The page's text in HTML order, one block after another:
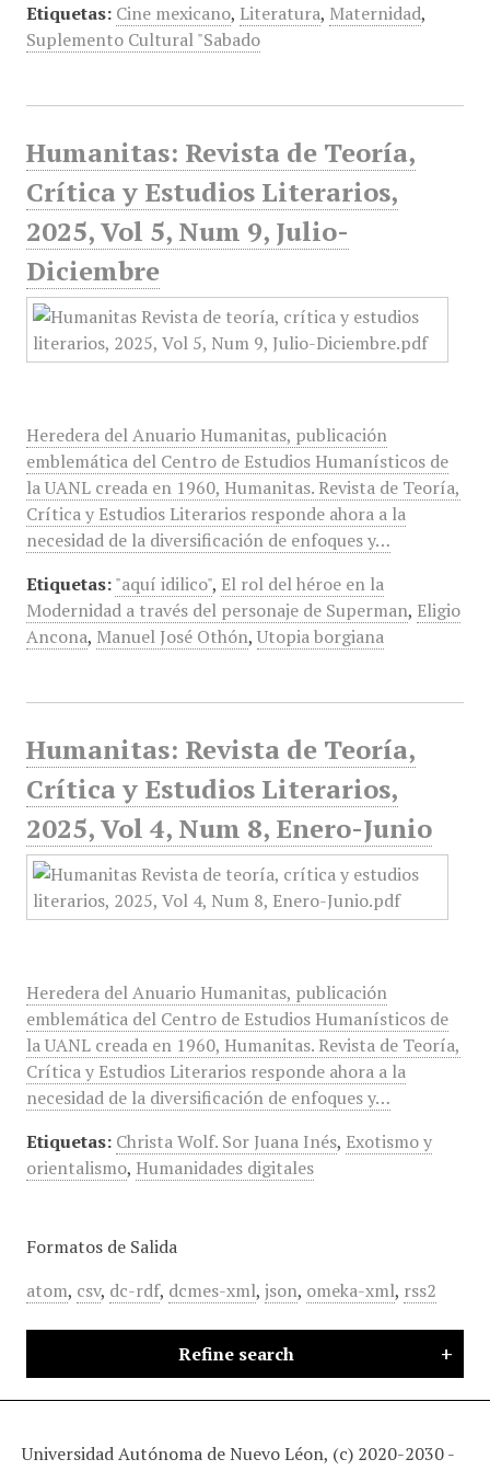
Etiquetas: Cine mexicano, Literatura, Maternidad,
Suplemento Cultural "Sabado
Humanitas: Revista de Teoría,
Crítica y Estudios Literarios,
2025, Vol 5, Num 9, Julio-
Diciembre
Heredera del Anuario Humanitas, publicación
emblemática del Centro de Estudios Humanísticos de
la UANL creada en 1960, Humanitas. Revista de Teoría,
Crítica y Estudios Literarios responde ahora a la
necesidad de la diversificación de enfoques y…
Etiquetas: "aquí idilico", El rol del héroe en la
Modernidad a través del personaje de Superman, Eligio
Ancona, Manuel José Othón, Utopia borgiana
Humanitas: Revista de Teoría,
Crítica y Estudios Literarios,
2025, Vol 4, Num 8, Enero-Junio
Heredera del Anuario Humanitas, publicación
emblemática del Centro de Estudios Humanísticos de
la UANL creada en 1960, Humanitas. Revista de Teoría,
Crítica y Estudios Literarios responde ahora a la
necesidad de la diversificación de enfoques y…
Etiquetas: Christa Wolf. Sor Juana Inés, Exotismo y
orientalismo, Humanidades digitales
Formatos de Salida
atom, csv, dc-rdf, dcmes-xml, json, omeka-xml, rss2
Refine search
Universidad Autónoma de Nuevo Léon, (c) 2020-2030 -